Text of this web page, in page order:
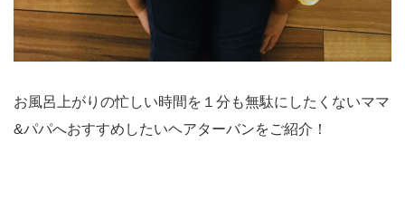
お風呂上がりの忙しい時間を１分も無駄にしたくないママ
&パパへおすすめしたいヘアターバンをご紹介！